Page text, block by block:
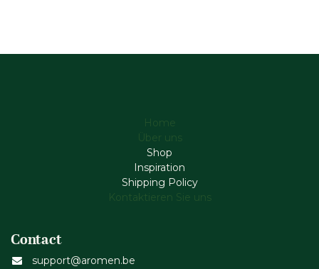
Home
Über uns
Shop
Inspiration
Shipping Policy
Kontaktieren Sie uns
Contact
support@aromen.be